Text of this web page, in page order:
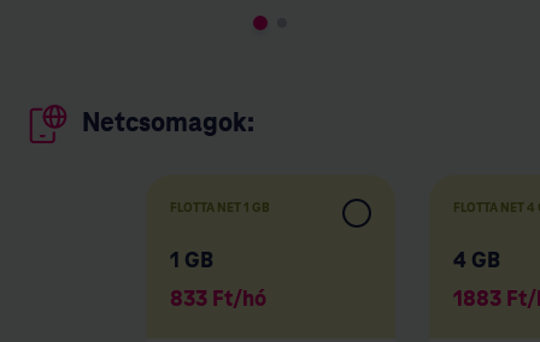
Netcsomagok:
FLOTTA NET 1 GB
1 GB
833 Ft/hó
FLOTTA NET 4
4 GB
1883 Ft/